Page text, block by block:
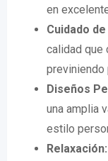
en
Cuidado
calidad que
previniendo
Diseños
una amplia
estilo
Relaxación: